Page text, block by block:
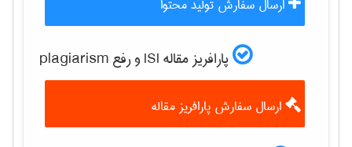
ارسال سفارش تولید محتوا
پارافریز مقاله ISI و رفع plagiarism
ارسال سفارش پارافریز مقاله